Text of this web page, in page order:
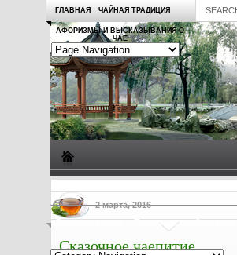
ГЛАВНАЯ ЧАЙНАЯ ТРАДИЦИЯ
АФОРИЗМЫ И ВЫСКАЗЫВАНИЯ О
ЧАЕ
Рецепты с чаем Полезные свойства чая
2 марта, 2016
Сказочное чаепитие